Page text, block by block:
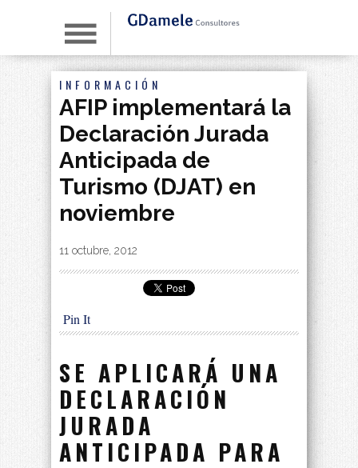
INFORMACIÓN
AFIP implementará la
Declaración Jurada
Anticipada de
Turismo (DJAT) en
noviembre
By|
11 octubre, 2012
Pin It
SE APLICARÁ UNA
DECLARACIÓN
JURADA
ANTICIPADA PARA